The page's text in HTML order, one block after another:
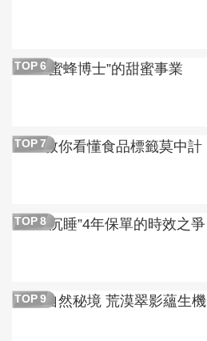
TOP 6“蜜蜂博士”的甜蜜事業
TOP 7教你看懂食品標籤莫中計
TOP 8“沉睡”4年保單的時效之爭
TOP 9自然秘境 荒漠翠影蘊生機